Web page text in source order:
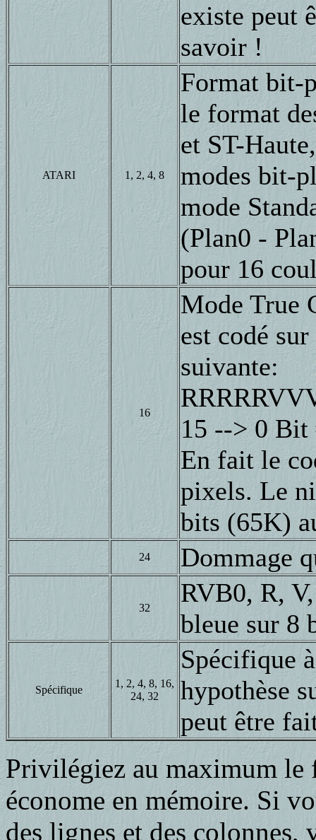
existe peut
savoir !
ATARI 1, 2, 4, 8
Format bit-
le format
et ST-
modes bit-
mode
(Plan0 -
pour 16
16
Mode True
est codé
suivante:
15 --> 0 Bit
En fait le
pixels. Le
bits (65K)
24 Dommage
32
RVB0, R,
bleue sur 8
Spécifique
1, 2, 4, 8, 16,
24, 32
Spécifique
hypothèse
peut être
Privilégiez au maximum le
économe en mémoire. Si
des lignes et des colonnes,